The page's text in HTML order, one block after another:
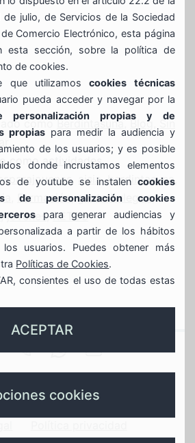
comoBerdintasuna,Blog
Sin
comoactividades,
, aisia,berdintasuna,
Formación,gazte bulegoa,
,jóvenes,RETOS
julio, de Servicios de la Sociedad
Comercio Electrónico, esta página
esta sección, sobre la política de
de cookies.
que utilizamoscookies técnicas
pueda acceder y navegar por la
personalización propias y de
propias para medir la audiencia y
de los usuarios; y es posible
donde incrustamos elementos
de youtube se instalen cookies
de personalización cookies
para generar audiencias y
a partir de los hábitos
usuarios. Puedes obtener más
Políticas de Cookies.
consientes el uso de todas estas
ACEPTAR
cookies